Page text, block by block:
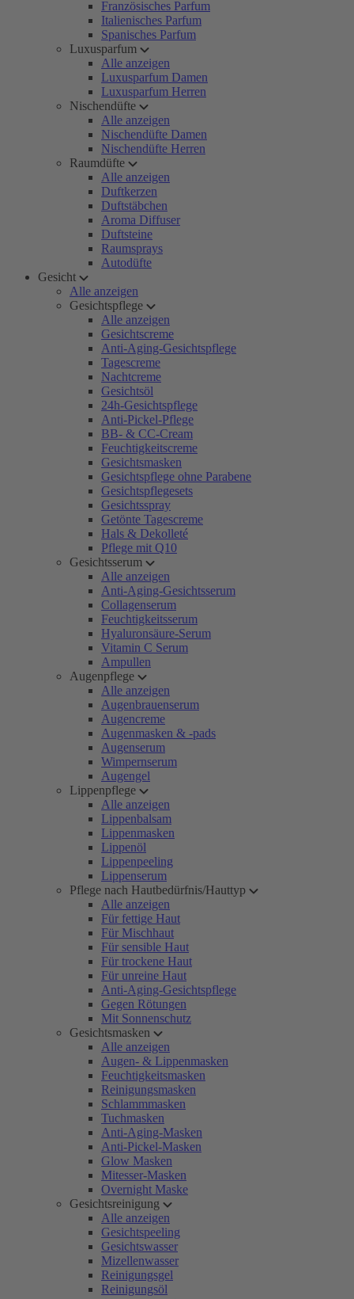
Französisches Parfum
Italienisches Parfum
Spanisches Parfum
Luxusparfum
Alle anzeigen
Luxusparfum Damen
Luxusparfum Herren
Nischendüfte
Alle anzeigen
Nischendüfte Damen
Nischendüfte Herren
Raumdüfte
Alle anzeigen
Duftkerzen
Duftstäbchen
Aroma Diffuser
Duftsteine
Raumsprays
Autodüfte
Gesicht
Alle anzeigen
Gesichtspflege
Alle anzeigen
Gesichtscreme
Anti-Aging-Gesichtspflege
Tagescreme
Nachtcreme
Gesichtsöl
24h-Gesichtspflege
Anti-Pickel-Pflege
BB- & CC-Cream
Feuchtigkeitscreme
Gesichtsmasken
Gesichtspflege ohne Parabene
Gesichtspflegesets
Gesichtsspray
Getönte Tagescreme
Hals & Dekolleté
Pflege mit Q10
Gesichtsserum
Alle anzeigen
Anti-Aging-Gesichtsserum
Collagenserum
Feuchtigkeitsserum
Hyaluronsäure-Serum
Vitamin C Serum
Ampullen
Augenpflege
Alle anzeigen
Augenbrauenserum
Augencreme
Augenmasken & -pads
Augenserum
Wimpernserum
Augengel
Lippenpflege
Alle anzeigen
Lippenbalsam
Lippenmasken
Lippenöl
Lippenpeeling
Lippenserum
Pflege nach Hautbedürfnis/Hauttyp
Alle anzeigen
Für fettige Haut
Für Mischhaut
Für sensible Haut
Für trockene Haut
Für unreine Haut
Anti-Aging-Gesichtspflege
Gegen Rötungen
Mit Sonnenschutz
Gesichtsmasken
Alle anzeigen
Augen- & Lippenmasken
Feuchtigkeitsmasken
Reinigungsmasken
Schlammmasken
Tuchmasken
Anti-Aging-Masken
Anti-Pickel-Masken
Glow Masken
Mitesser-Masken
Overnight Maske
Gesichtsreinigung
Alle anzeigen
Gesichtspeeling
Gesichtswasser
Mizellenwasser
Reinigungsgel
Reinigungsöl